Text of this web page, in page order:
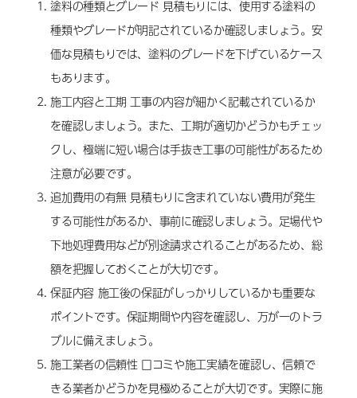
塗料の種類とグレード 見積もりには、使用する塗料の
種類やグレードが明記されているか確認しましょう。安
価な見積もりでは、塗料のグレードを下げているケース
もあります。
施工内容と工期 工事の内容が細かく記載されているか
を確認しましょう。また、工期が適切かどうかもチェッ
クし、極端に短い場合は手抜き工事の可能性があるため
注意が必要です。
追加費用の有無 見積もりに含まれていない費用が発生
する可能性があるか、事前に確認しましょう。足場代や
下地処理費用などが別途請求されることがあるため、総
額を把握しておくことが大切です。
保証内容 施工後の保証がしっかりしているかも重要な
ポイントです。保証期間や内容を確認し、万が一のトラ
ブルに備えましょう。
施工業者の信頼性 口コミや施工実績を確認し、信頼で
きる業者かどうかを見極めることが大切です。実際に施